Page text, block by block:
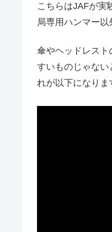
こちらはJAFが実
局専用ハンマー以
傘やヘッドレス
すいものじゃな
れが以下になりま